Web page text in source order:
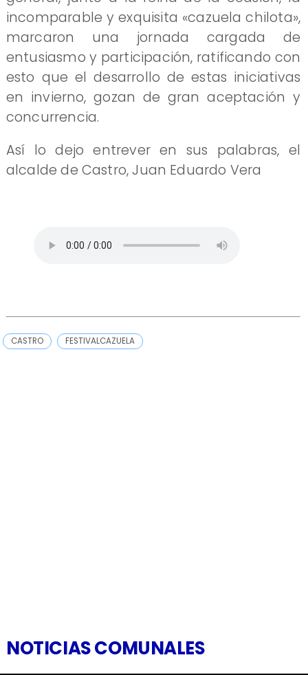
incomparable y exquisita «cazuela chilota»,
marcaron una jornada cargada de
entusiasmo y participación, ratificando con
esto que el desarrollo de estas iniciativas
en invierno, gozan de gran aceptación y
concurrencia.
Así lo dejo entrever en sus palabras, el
alcalde de Castro, Juan Eduardo Vera
CASTRO FESTIVALCAZUELA
NOTICIAS COMUNALES